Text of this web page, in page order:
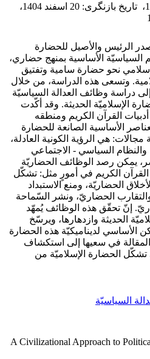
، تاریخ بازنگری: 20 اسفند 1404
،
الرئيس والأصيل للحضارة
السياسيّة الأساسية بمنهج حضاري،
نحو حضارة سامية وتفتيق
وتسعى هذه الدراسة، من خلال
إلى دراسة وظائف العدالة السياسيّة
الإسلاميّة الحدیثة. وقد أكّدت
القرآن الكريم ومنطقه
الأساسية الصانعة للحضارة
هي الرؤية الكونية العادلة،
والنظام السياسي - الاجتماعي
يمكن رصد الوظائف الحضاريّة
الكريم في أمورٍ مثل: تشكّل
الحضاريّة، ومنع الاستبداد
الحضاريّ، ونشر السّماحة
إنّ تحقّق هذه الوظائف يُمهّد
الحديثة وازدهارها، ويرسّخ
الأساسي لديناميكيّة هذه الحضارة
المقالة في سعيها إلی استكشاف
الحضارة الإسلاميّة من
السياسيّة
A Civilizational Approach to